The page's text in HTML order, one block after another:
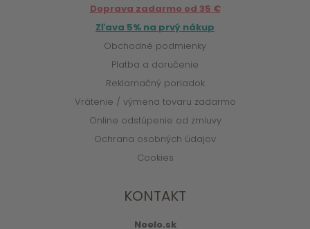
Doprava zadarmo od 35 €
Zľava 5% na prvý nákup
Obchodné podmienky
Platba a doručenie
Reklamačný poriadok
Vrátenie / výmena tovaru zadarmo
Online odstúpenie od zmluvy
Ochrana osobných údajov
Cookies
KONTAKT
Noelo.sk